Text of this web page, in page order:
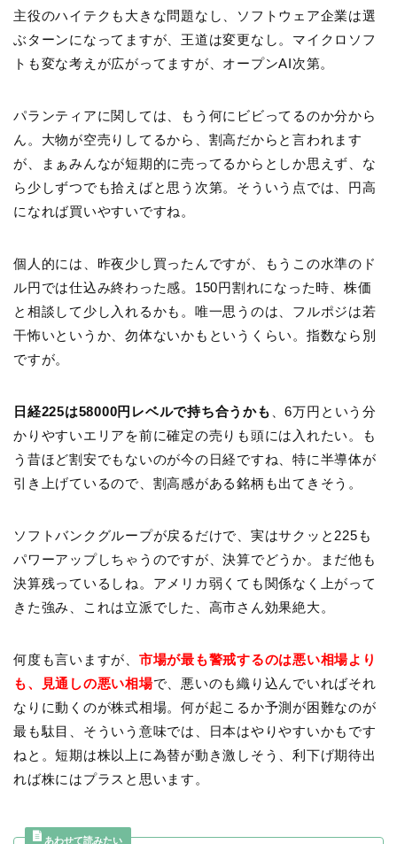
主役のハイテクも大きな問題なし、ソフトウェア企業は選
ぶターンになってますが、王道は変更なし。マイクロソフ
トも変な考えが広がってますが、オープンAI次第。
パランティアに関しては、もう何にビビってるのか分から
ん。大物が空売りしてるから、割高だからと言われます
が、まぁみんなが短期的に売ってるからとしか思えず、な
ら少しずつでも拾えばと思う次第。そういう点では、円高
になれば買いやすいですね。
個人的には、昨夜少し買ったんですが、もうこの水準のド
ル円では仕込み終わった感。150円割れになった時、株価
と相談して少し入れるかも。唯一思うのは、フルポジは若
干怖いというか、勿体ないかもというくらい。指数なら別
ですが。
日経225は58000円レベルで持ち合うかも
、6万円という分
かりやすいエリアを前に確定の売りも頭には入れたい。も
う昔ほど割安でもないのが今の日経ですね、特に半導体が
引き上げているので、割高感がある銘柄も出てきそう。
ソフトバンクグループが戻るだけで、実はサクッと225も
パワーアップしちゃうのですが、決算でどうか。まだ他も
決算残っているしね。アメリカ弱くても関係なく上がって
きた強み、これは立派でした、高市さん効果絶大。
何度も言いますが、 市場が最も警戒するのは悪い相場より
も、見通しの悪い相場で、悪いのも織り込んでいればそれ
なりに動くのが株式相場。何が起こるか予測が困難なのが
最も駄目、そういう意味では、日本はやりやすいかもです
ねと。短期は株以上に為替が動き激しそう、利下げ期待出
れば株にはプラスと思います。